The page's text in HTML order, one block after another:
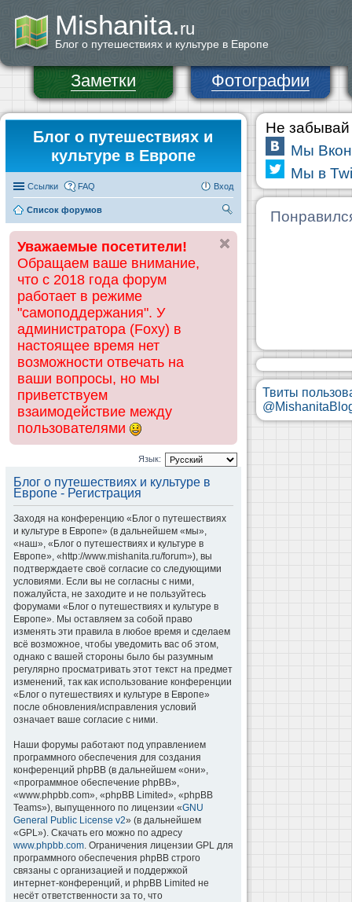
Mishanita.ru
Блог о путешествиях и культуре в Европе
Заметки Фотографии
Блог о путешествиях и
культуре в Европе
Ссылки FAQ Вход
Список форумов
ск
Уважаемые посетители!
Обращаем ваше внимание,
что с 2018 года форум
работает в режиме
"самоподдержания". У
администратора (Foxy) в
настоящее время нет
возможности отвечать на
ваши вопросы, но мы
приветствуем
взаимодействие между
пользователями
Язык:
Блог о путешествиях и культуре в
Европе - Регистрация
Заходя на конференцию «Блог о путешествиях
и культуре в Европе» (в дальнейшем «мы»,
«наш», «Блог о путешествиях и культуре в
Европе», «http://www.mishanita.ru/forum»), вы
подтверждаете своё согласие со следующими
условиями. Если вы не согласны с ними,
пожалуйста, не заходите и не пользуйтесь
форумами «Блог о путешествиях и культуре в
Европе». Мы оставляем за собой право
изменять эти правила в любое время и сделаем
всё возможное, чтобы уведомить вас об этом,
однако с вашей стороны было бы разумным
регулярно просматривать этот текст на предмет
изменений, так как использование конференции
«Блог о путешествиях и культуре в Европе»
после обновления/исправления условий
означает ваше согласие с ними.
Наши форумы работают под управлением
программного обеспечения для создания
конференций phpBB (в дальнейшем «они»,
«программное обеспечение phpBB»,
«www.phpbb.com», «phpBB Limited», «phpBB
Teams»), выпущенного по лицензии «GNU
General Public License v2» (в дальнейшем
«GPL»). Скачать его можно по адресу
www.phpbb.com. Ограничения лицензии GPL для
программного обеспечения phpBB строго
связаны с организацией и поддержкой
интернет-конференций, и phpBB Limited не
несёт ответственности за то, что
Не забывай
Мы
Мы в
Твиты